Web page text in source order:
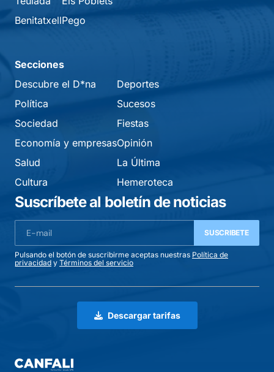
BenitatxellPego
Secciones
Descubre el D*na
Política
Sociedad
Economía y empresas
Salud
Cultura
Deportes
Sucesos
Fiestas
Opinión
La Última
Hemeroteca
Suscríbete al boletín de noticias
SUSCRIBETE
Pulsando el botón de suscribirme aceptas nuestras Política de
privacidad y Términos del servicio
Descargar tarifas